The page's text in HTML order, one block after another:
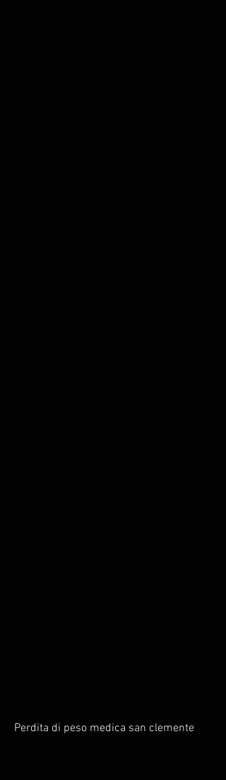
Perdita di peso medica san clemente